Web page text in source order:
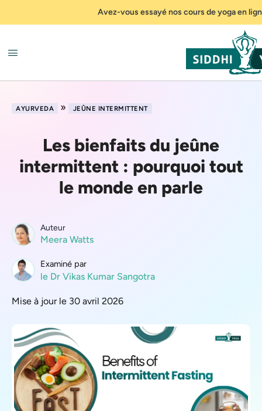
Avez-vous essayé nos cours de yoga en
AYURVEDA » JEÛNE INTERMITTENT
Les bienfaits du jeûne
intermittent : pourquoi tout
le monde en parle
Auteur
Meera Watts
Examiné par
le Dr Vikas Kumar Sangotra
Mise à jour le 30 avril 2026